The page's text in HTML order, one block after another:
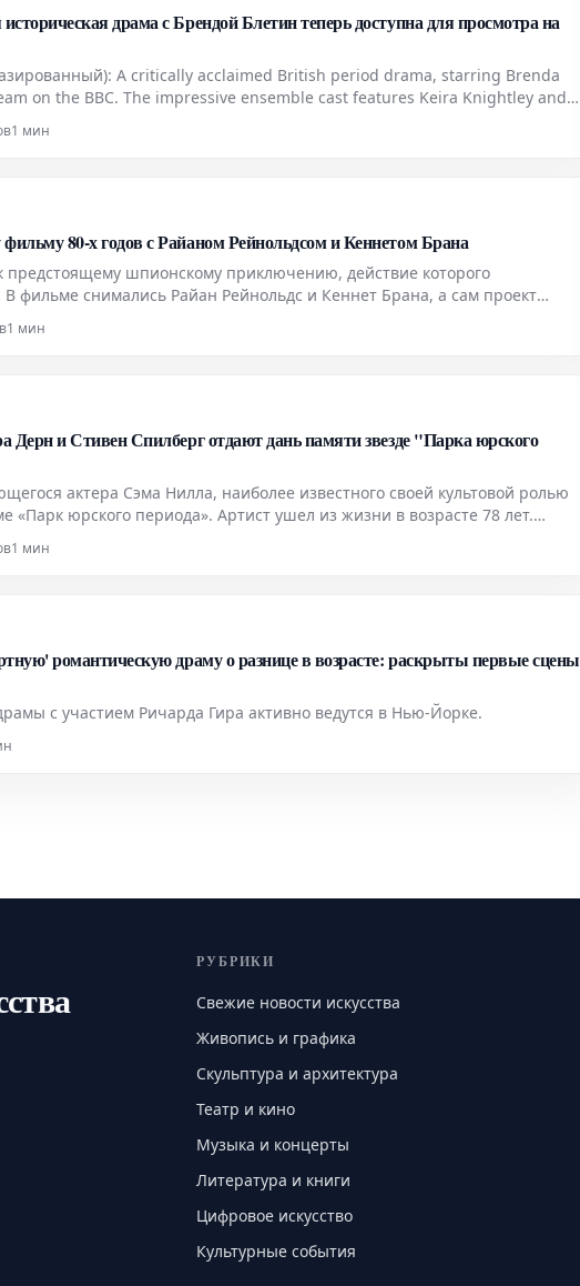
драма с Брендой Блетин теперь доступна для просмотра на
A critically acclaimed British period drama, starring Brenda
on the BBC. The impressive ensemble cast features Keira Knightley and
roles. Перевод на русский язык: Высоко оцен
1 мин
80-х годов с Райаном Рейнольдсом и Кеннетом Брана
предстоящему шпионскому приключению, действие которого
В фильме снимались Райан Рейнольдс и Кеннет Брана, а сам проект
1 мин
и Стивен Спилберг отдают дань памяти звезде "Парка юрского
актера Сэма Нилла, наиболее известного своей культовой ролью
«Парк юрского периода». Артист ушел из жизни в возрасте 78 лет.
Дерн и режиссера Стивена Спилберга, выразили свои глубокие
1 мин
романтическую драму о разнице в возрасте: раскрыты первые сцены
с участием Ричарда Гира активно ведутся в Нью-Йорке.
РУБРИКИ
Свежие новости искусства
Живопись и графика
Скульптура и архитектура
Театр и кино
Музыка и концерты
Литература и книги
Цифровое искусство
Культурные события